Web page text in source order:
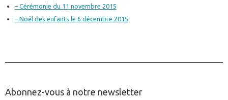
– Cérémonie du 11 novembre 2015
– Noël des enfants le 6 décembre 2015
Abonnez-vous à notre newsletter